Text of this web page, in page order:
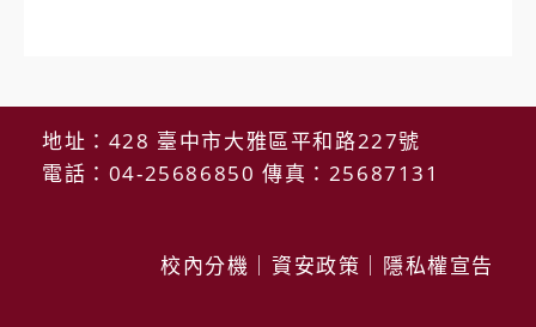
地址：428 臺中市大雅區平和路227號
電話：04-25686850 傳真：25687131
校內分機 資安政策 隱私權宣告